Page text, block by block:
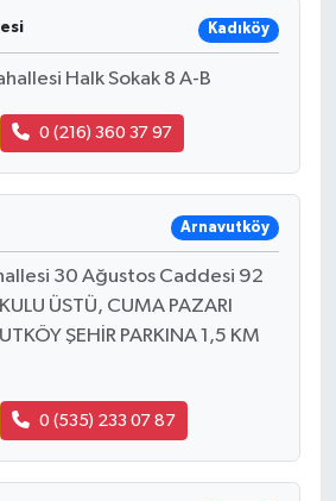
Kadıköy
Halk Sokak 8 A-B
0 (216) 360 37 97
Arnavutköy
30 Ağustos Caddesi 92
ÜSTÜ, CUMA PAZARI
ŞEHİR PARKINA 1,5 KM
0 (535) 233 07 87